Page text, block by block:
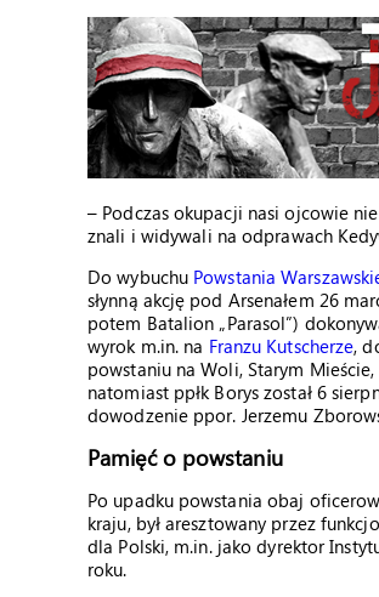
– Podczas okupacji nasi ojcowie
znali i widywali na odprawach
Do wybuchu Powstania
słynną akcję pod Arsenałem 26
potem Batalion „Parasol”)
wyrok m.in. na Franzu Kutscherze,
powstaniu na Woli, Starym
natomiast ppłk Borys został 6
dowodzenie ppor. Jerzemu
Pamięć o powstaniu
Po upadku powstania obaj
kraju, był aresztowany przez
dla Polski, m.in. jako dyrektor
roku.